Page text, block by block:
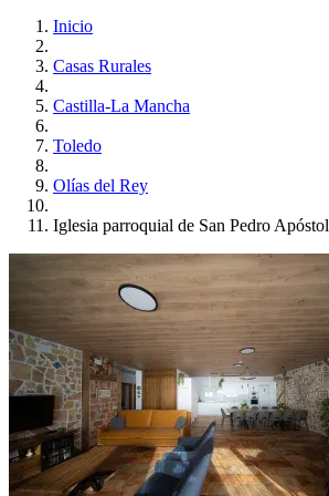
Inicio
Casas Rurales
Castilla-La Mancha
Toledo
Olías del Rey
Iglesia parroquial de San Pedro Apóstol